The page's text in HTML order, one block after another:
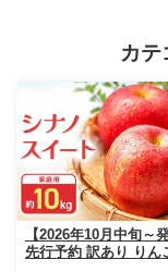
カテ
【2026年10月中旬～
先行予約 訳あり りん